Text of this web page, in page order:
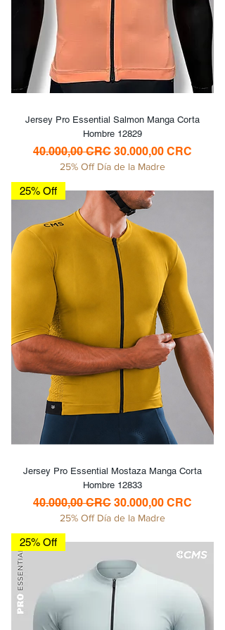
Jersey Pro Essential Salmon Manga Corta
Hombre 12829
Precio
40.000,00 CRC Precio de oferta
30.000,00 CRC
25% Off Día de la Madre
25% Off
Jersey Pro Essential Mostaza Manga Corta
Hombre 12833
Precio
40.000,00 CRC Precio de oferta
30.000,00 CRC
25% Off Día de la Madre
25% Off